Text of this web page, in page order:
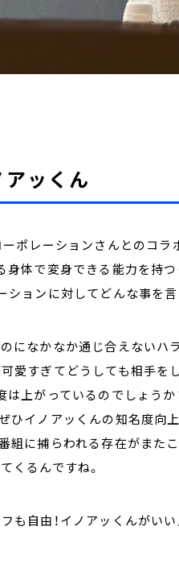
ッくん
ポレーションさんとのコラ
身体で変身できる能力を持
ションに対してどんな事を
になかなか通じ合えないハ
愛すぎてどうしても相手を
は上がっているのでしょう
ひイノアッくんの知名度向
組に捕らわれる存在がまた
くるんですね。
も自由！イノアッくんがい